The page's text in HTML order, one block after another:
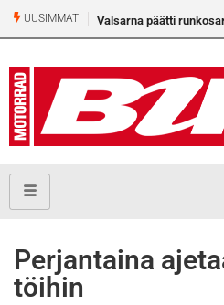
UUSIMMAT Valsarna päätti
Perjantaina
töihin